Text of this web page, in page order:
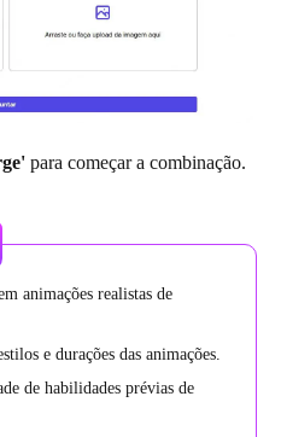
para começar a combinação.
animações realistas de
e durações das animações.
de habilidades prévias de